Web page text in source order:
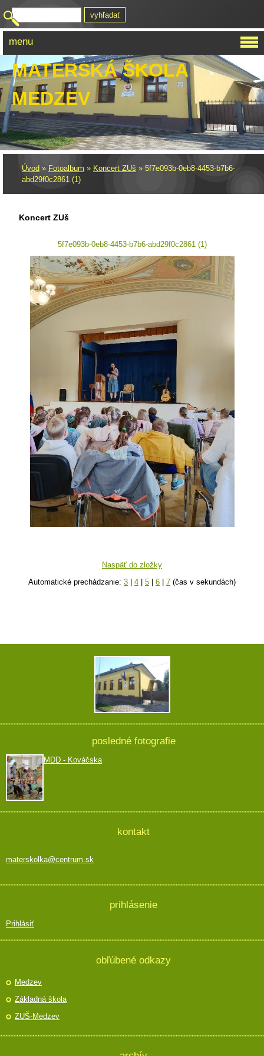
MATERSKÁ ŠKOLA
MEDZEV
Úvod » Fotoalbum » Koncert ZUš » 5f7e093b-0eb8-4453-b7b6-
abd29f0c2861 (1)
Koncert ZUš
5f7e093b-0eb8-4453-b7b6-abd29f0c2861 (1)
Naspäť do zložky
Automatické prechádzanie: 3 4 5 6 7 (čas v sekundách)
menu
posledné fotografie
MDD - Kováčska
kontakt
materskolka@centrum.sk
prihlásenie
Prihlásiť
obľúbené odkazy
Medzev
Základná škola
ZUŠ-Medzev